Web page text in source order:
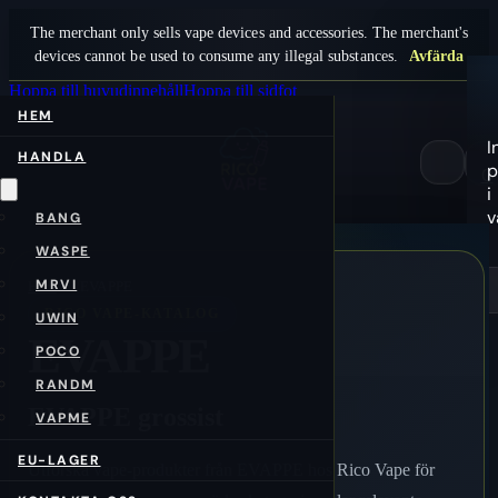
The merchant only sells vape devices and accessories. The merchant's
devices cannot be used to consume any illegal substances.
Avfärda
Hoppa till huvudinnehållHoppa till sidfot
HEM
HANDLA
BANG
WASPE
MRVI
UWIN
POCO
RANDM
VAPME
EU-LAGER
0
i
Hem/sv/
RICO VAPE-KATALOG
EVAPPE
EVAPPE grossist
Utforska vape-produkter från EVAPPE hos Rico Vape för